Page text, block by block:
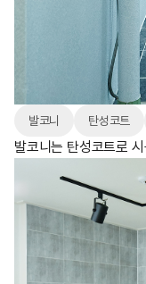
발코니 탄성코트
발코니는 탄성코트로